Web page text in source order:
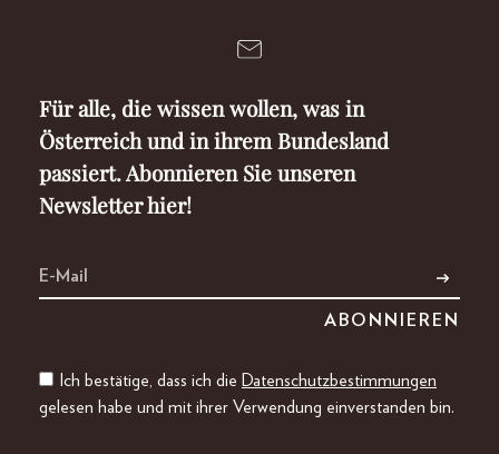
Für alle, die wissen wollen, was in
Österreich und in ihrem Bundesland
passiert. Abonnieren Sie unseren
Newsletter hier!
Ich bestätige, dass ich die Datenschutzbestimmungen
gelesen habe und mit ihrer Verwendung einverstanden bin.